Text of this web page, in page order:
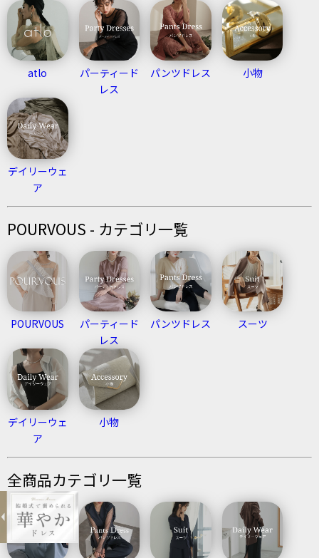
3連パールネックレス
¥5,300
購入する
atlo
パーティード
レス
パンツドレス 小物
デイリーウェ
ア
POURVOUS - カテゴリ一覧
POURVOUS
パーティード
レス
パンツドレス スーツ
デイリーウェ
ア
小物
全商品カテゴリ一覧